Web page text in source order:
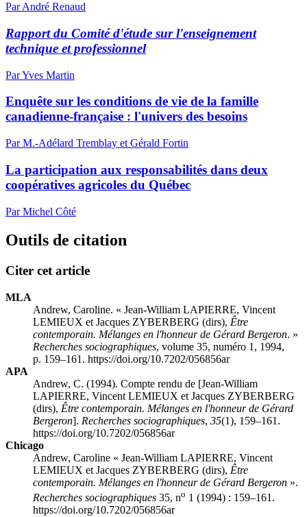
Par André Renaud
Rapport du Comité d'étude sur l'enseignement
technique et professionnel
Par Yves Martin
Enquête sur les conditions de vie de la famille
canadienne-française : l'univers des besoins
Par M.-Adélard Tremblay et Gérald Fortin
La participation aux responsabilités dans deux
coopératives agricoles du Québec
Par Michel Côté
Outils de citation
Citer cet article
MLA
Andrew, Caroline. « Jean-William LAPIERRE, Vincent
LEMIEUX et Jacques ZYBERBERG (dirs), Être
contemporain. Mélanges en l'honneur de Gérard Bergeron. »
Recherches sociographiques, volume 35, numéro 1, 1994,
p. 159–161. https://doi.org/10.7202/056856ar
APA
Andrew, C. (1994). Compte rendu de [Jean-William
LAPIERRE, Vincent LEMIEUX et Jacques ZYBERBERG
(dirs), Être contemporain. Mélanges en l'honneur de Gérard
Bergeron]. Recherches sociographiques, 35(1), 159–161.
https://doi.org/10.7202/056856ar
Chicago
Andrew, Caroline « Jean-William LAPIERRE, Vincent
LEMIEUX et Jacques ZYBERBERG (dirs), Être
contemporain. Mélanges en l'honneur de Gérard Bergeron ».
Recherches sociographiques 35, no 1 (1994) : 159–161.
https://doi.org/10.7202/056856ar